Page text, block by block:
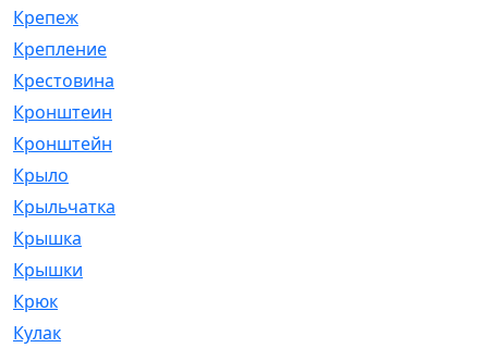
Крепеж
Крепление
Крестовина
Кронштеин
Кронштейн
Крыло
Крыльчатка
Крышка
Крышки
Крюк
Кулак